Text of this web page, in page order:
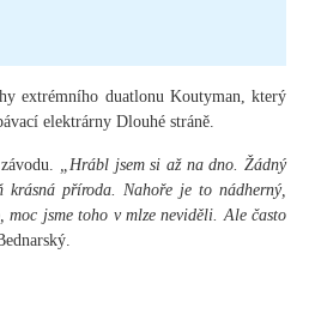
extrémního duatlonu Koutyman, který
elektrárny Dlouhé stráně.
„Hrábl jsem si až na dno. Žádný
krásná příroda. Nahoře je to nádherný,
moc jsme toho v mlze neviděli. Ale často